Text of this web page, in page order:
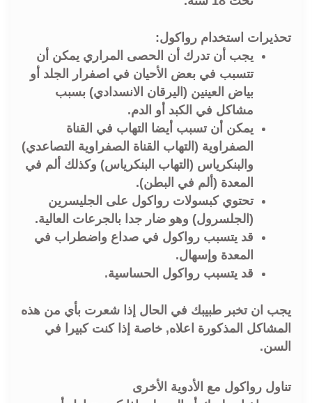
تحذيرات استخدام رواكول:
يجب أن تدرك أن الحصى المراري يمكن أن
تتسبب في بعض الأحيان في اصفرار الجلد أو
بياض العينين (اليرقان الانسدادي) بسبب
مشاكل في الكبد أو الدم.
يمكن أن تسبب أيضا التهاب في القناة
الصفراوية (التهاب القناة الصفراوية التصاعدي)
والبنكرياس (التهاب البنكرياس) وكذلك ألم في
المعدة (ألم في البطن).
تحتوي كبسولات رواكول على الجليسرين
(الجلسرول) وهو ضار جدا بالجرعات العالية.
قد يتسبب رواكول في صداع واضطراب في
المعدة وإسهال.
قد يتسبب رواكول الحساسية.
يجب ان تخبر طبيبك في الحال إذا شعرت بأي من هذه
المشاكل المذكورة اعلاه, خاصة إذا كنت كبيرا في
السن.
تناول رواكول مع الأدوية الأخرى